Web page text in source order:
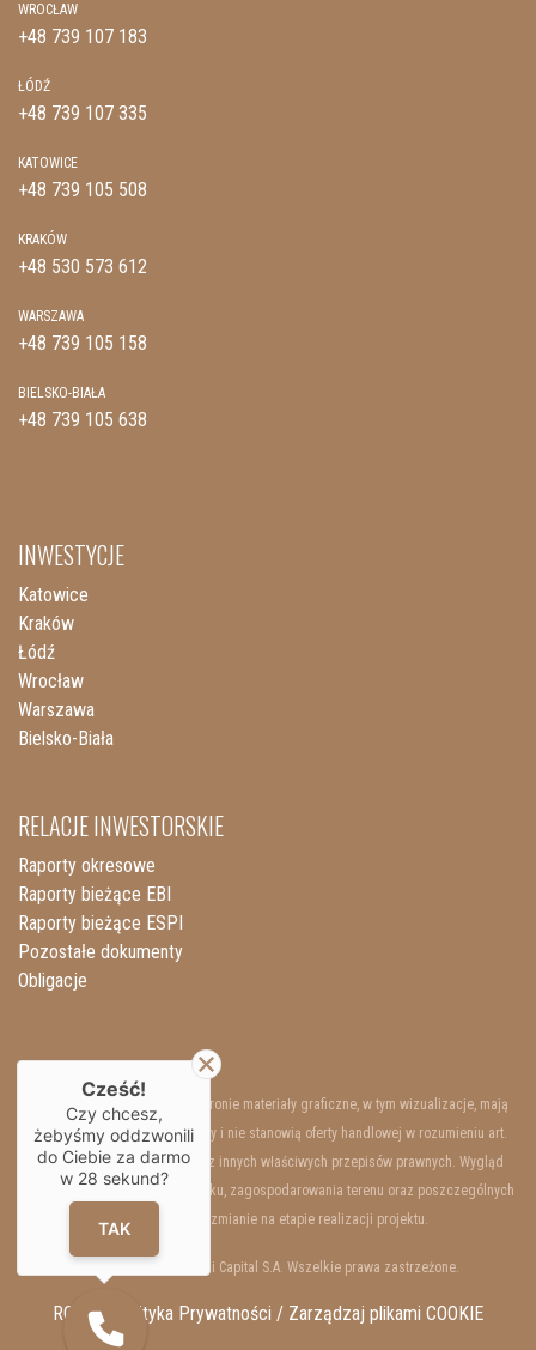
WROCŁAW
+48 739 107 183
ŁÓDŹ
+48 739 107 335
KATOWICE
+48 739 105 508
KRAKÓW
+48 530 573 612
WARSZAWA
+48 739 105 158
BIELSKO-BIAŁA
+48 739 105 638
INWESTYCJE
Katowice
Kraków
Łódź
Wrocław
Warszawa
Bielsko-Biała
RELACJE INWESTORSKIE
Raporty okresowe
Raporty bieżące EBI
Raporty bieżące ESPI
Pozostałe dokumenty
Obligacje
Przedstawione na niniejszej stronie materiały graficzne, w tym wizualizacje, mają
charakter wyłącznie poglądowy i nie stanowią oferty handlowej w rozumieniu art.
66 §1 Kodeksu Cywilnego oraz innych właściwych przepisów prawnych. Wygląd
wewnętrzny i zewnętrzny budynku, zagospodarowania terenu oraz poszczególnych
lokali mogą ulec zmianie na etapie realizacji projektu.
Copyrights © 2025 Resi Capital S.A. Wszelkie prawa zastrzeżone.
RODO / Polityka Prywatności / Zarządzaj plikami COOKIE
Cześć!
Czy chcesz,
żebyśmy oddzwonili
do Ciebie za darmo
w 28 sekund?
TAK